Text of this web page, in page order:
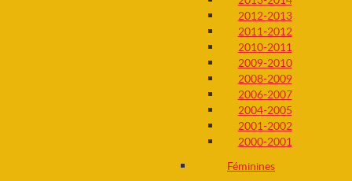
2012-2013
2011-2012
2010-2011
2009-2010
2008-2009
2006-2007
2004-2005
2001-2002
2000-2001
Féminines